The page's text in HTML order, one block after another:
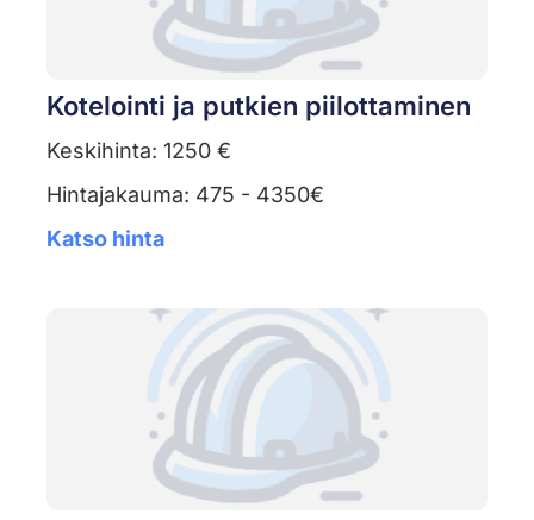
Kotelointi ja putkien piilottaminen
Keskihinta: 1250 €
Hintajakauma: 475 - 4350€
Katso hinta